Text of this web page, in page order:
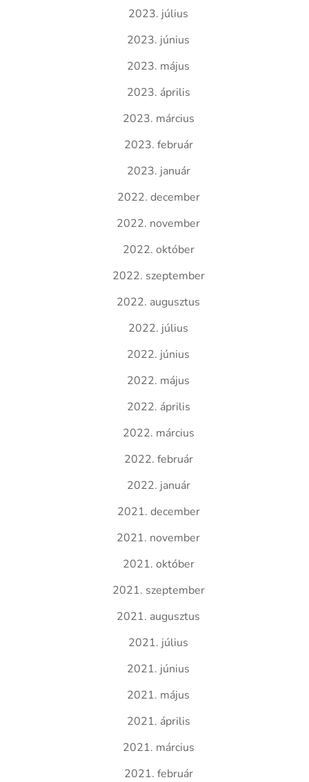
2023. július
2023. június
2023. május
2023. április
2023. március
2023. február
2023. január
2022. december
2022. november
2022. október
2022. szeptember
2022. augusztus
2022. július
2022. június
2022. május
2022. április
2022. március
2022. február
2022. január
2021. december
2021. november
2021. október
2021. szeptember
2021. augusztus
2021. július
2021. június
2021. május
2021. április
2021. március
2021. február